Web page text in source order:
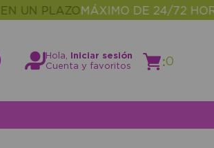
PLAZOMÁXIMO DE 24/72 HORAS
Hola,
Iniciar sesión
Cuenta y favoritos
:0